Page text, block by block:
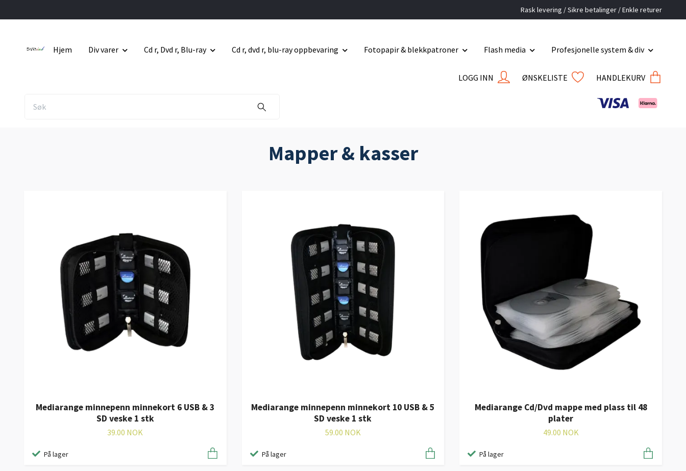
Rask levering / Sikre betalinger / Enkle returer
Hjem Div varer Cd r, Dvd r, Blu-ray Cd r, dvd r, blu-ray oppbevaring Fotopapir & blekkpatroner Flash media Profesjonelle system & div
LOGG INN ØNSKELISTE HANDLEKURV
Mapper & kasser
Mediarange minnepenn minnekort 6 USB & 3
SD veske 1 stk
39.00 NOK
På lager
Mediarange minnepenn minnekort 10 USB & 5
SD veske 1 stk
59.00 NOK
På lager
Mediarange Cd/Dvd mappe med plass til 48
plater
49.00 NOK
På lager